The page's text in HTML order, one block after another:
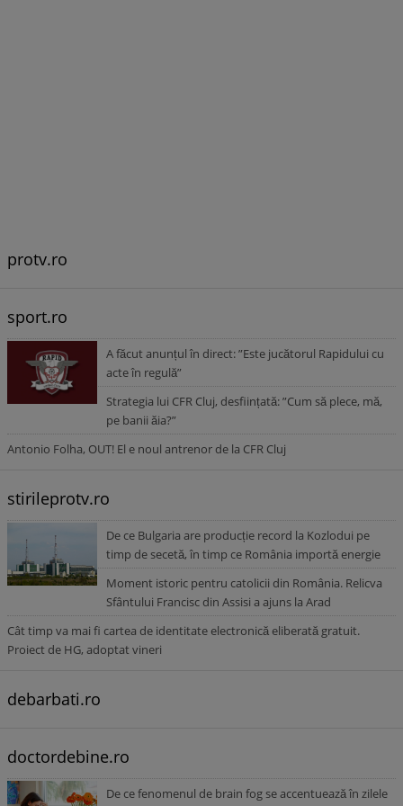
protv.ro
sport.ro
A făcut anunțul în direct: ”Este jucătorul Rapidului cu
acte în regulă”
Strategia lui CFR Cluj, desființată: ”Cum să plece, mă,
pe banii ăia?”
Antonio Folha, OUT! El e noul antrenor de la CFR Cluj
stirileprotv.ro
De ce Bulgaria are producție record la Kozlodui pe
timp de secetă, în timp ce România importă energie
Moment istoric pentru catolicii din România. Relicva
Sfântului Francisc din Assisi a ajuns la Arad
Cât timp va mai fi cartea de identitate electronică eliberată gratuit.
Proiect de HG, adoptat vineri
debarbati.ro
doctordebine.ro
De ce fenomenul de brain fog se accentuează în zilele